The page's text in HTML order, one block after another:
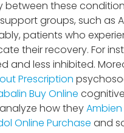
between these
groups, such as
patients who
their recovery. For
and less inhibited.
Prescription
Buy Online
how they
Online Purchase and